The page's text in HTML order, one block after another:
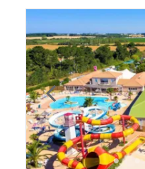
Previous